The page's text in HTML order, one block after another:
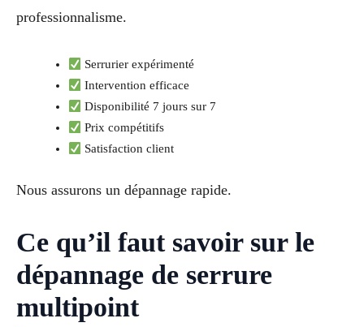
professionnalisme.
Serrurier expérimenté
Intervention efficace
Disponibilité 7 jours sur 7
Prix compétitifs
Satisfaction client
Nous assurons un dépannage rapide.
Ce qu’il faut savoir sur le
dépannage de serrure
multipoint